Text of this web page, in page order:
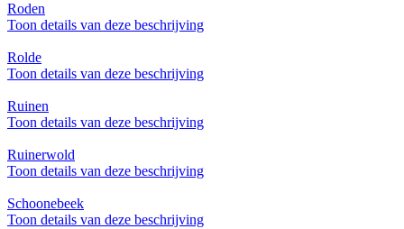
Roden
Toon details van deze beschrijving
Rolde
Toon details van deze beschrijving
Ruinen
Toon details van deze beschrijving
Ruinerwold
Toon details van deze beschrijving
Schoonebeek
Toon details van deze beschrijving